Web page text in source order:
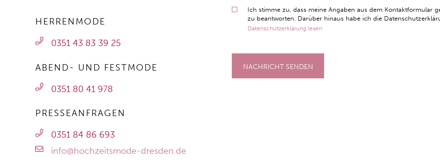
HERRENMODE
0351 43 83 39 25
ABEND- UND FESTMODE
0351 80 41 978
PRESSEANFRAGEN
0351 84 86 693
info@hochzeitsmode-dresden.de
Ich stimme zu, dass meine Angaben aus dem Kontaktformular
zu beantworten. Darüber hinaus habe ich die
Datenschutzerklärung lesen
NACHRICHT SENDEN